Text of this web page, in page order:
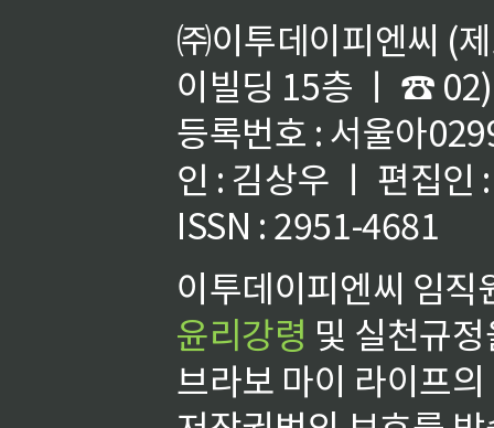
㈜이투데이피엔씨 (
이빌딩 15층 ㅣ ☎
등록번호 : 서울아
인 : 김상우 ㅣ 편집인
ISSN : 2951-4681
이투데이피엔씨 임
윤리강령 및 실천규
브라보 마이 라이프